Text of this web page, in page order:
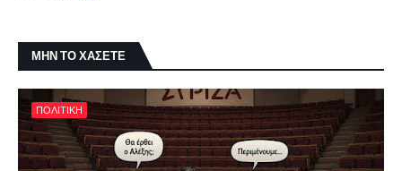
ΜΗΝ ΤΟ ΧΑΣΕΤΕ
ΠΟΛΙΤΙΚΗ